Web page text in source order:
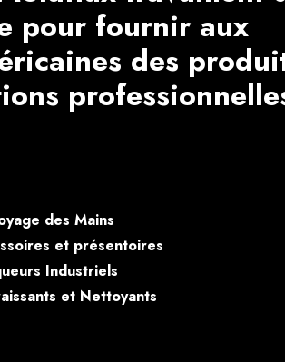
pour fournir aux
des
des Mains
et présentoires
Industriels
et Nettoyants